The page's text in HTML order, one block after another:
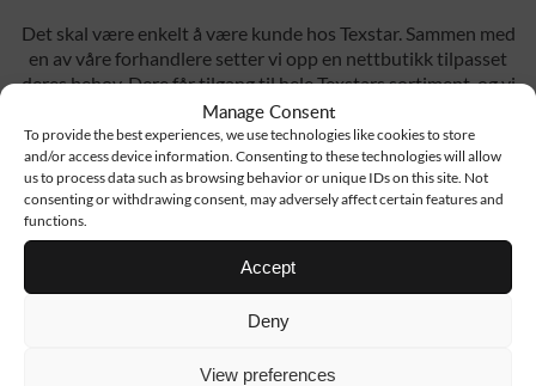
Manage Consent
To provide the best experiences, we use technologies like cookies to store
and/or access device information. Consenting to these technologies will allow
us to process data such as browsing behavior or unique IDs on this site. Not
consenting or withdrawing consent, may adversely affect certain features and
functions.
Accept
Deny
View preferences
Det skal være enkelt å være kunde hos Texstar. Sammen med
en av våre forhandlere setter vi opp en nettbutikk tilpasset
deres behov. Dere får tilgang til hele Texstars sortiment, og vi
sørger for å levere i henhold til deres ønsker – med logoer og
applikasjoner i henhold til deres manual.